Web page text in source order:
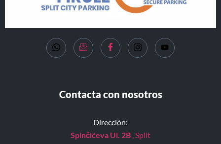
Contacta con nosotros
Dirección:
Spinčićeva Ul. 2B , Split